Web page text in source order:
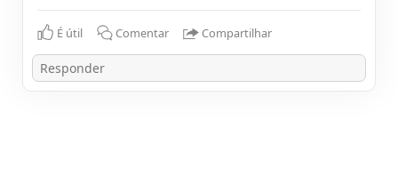
É útil Comentar Compartilhar